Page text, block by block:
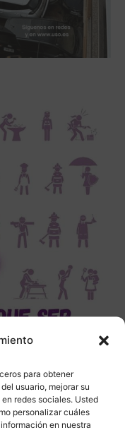
para obtener
usuario, mejorar su
redes sociales. Usted
personalizar cuáles
en nuestra